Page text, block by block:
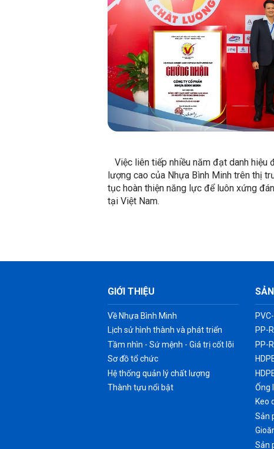
Việc liên tiếp nhiều năm đạt danh hiệu
lượng cao của Nhựa Bình Minh trên thị
tục hoàn thiện năng lực để luôn xứng
tại Việt Nam.
GIỚI THIỆU
Về Nhựa Bình Minh
Lịch sử hình thành và phát triển
Tầm nhìn - Sứ mệnh - Giá trị cốt lõi
Sơ đồ tổ chức
Hệ thống quản lý chất lượng
Thành tựu nổi bật
PP-R
PP-
Ống
Keo
Sản
Sản